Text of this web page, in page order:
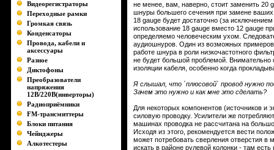
Видеорегистраторы
Переходные рамки
Громкая связь
Конденсаторы
Провода, кабели и
аксессуары
Разное
Диктофоны
Преобразователи
напряжения
12В/220В(инверторы)
Радиоприёмники
FM-трансмиттеры
Блоки питания
Чейнджеры
Алкотестеры
не менее, вам, наверно, стоит заменить
шнуры большего сечения при замене
18 gauge будет достаточно (за
использование 18 gauge вместо 12 gauge
определяемо человеческим ухом.
аудиошнуров. Один из возможных
работе шнура в роли низкочастотного
не будет большой проблемой.
изоляции кабеля, особенно когда
Я слышал, что `плюсовой` провод нужно
Зачем это нужно и как мне это сделать?
Для некоторых компонентов (источников
силовую проводку. Усилители же
машинах проводка не рассчитана на
Исходя из этого, рекомендуется вести
может потребовать сверления отверстия
искать в районе рулевой колонки - там